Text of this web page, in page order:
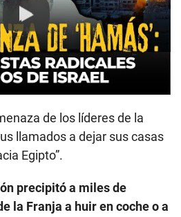
Play
de los líderes de la
llamados a dejar sus casas
Egipto”.
precipitó a miles de
la Franja a huir en coche o a